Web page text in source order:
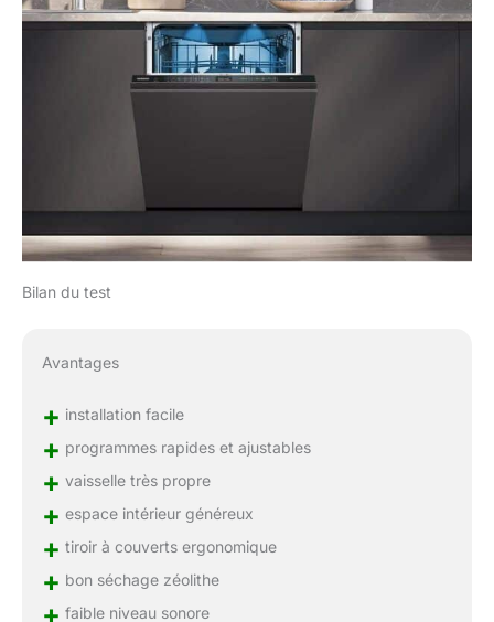
Bilan du test
Avantages
+ installation facile
+ programmes rapides et ajustables
+ vaisselle très propre
+ espace intérieur généreux
+ tiroir à couverts ergonomique
+ bon séchage zéolithe
+ faible niveau sonore